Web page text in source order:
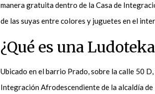
manera gratuita dentro de la Casa de
de las suyas entre colores y juguetes en el
¿Qué es una
Ubicado en el barrio Prado, sobre la calle 50
Integración Afrodescendiente de la alcaldía